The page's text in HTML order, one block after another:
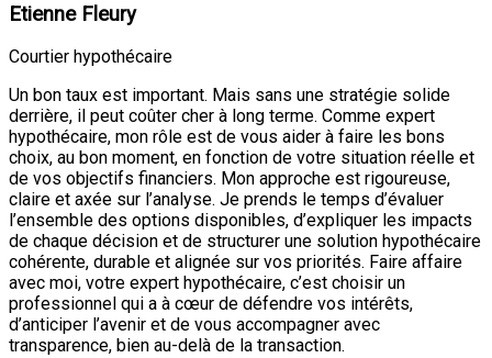
Etienne Fleury
Courtier hypothécaire
Un bon taux est important. Mais sans une stratégie solide
derrière, il peut coûter cher à long terme. Comme expert
hypothécaire, mon rôle est de vous aider à faire les bons
choix, au bon moment, en fonction de votre situation réelle et
de vos objectifs financiers. Mon approche est rigoureuse,
claire et axée sur l’analyse. Je prends le temps d’évaluer
l’ensemble des options disponibles, d’expliquer les impacts
de chaque décision et de structurer une solution hypothécaire
cohérente, durable et alignée sur vos priorités. Faire affaire
avec moi, votre expert hypothécaire, c’est choisir un
professionnel qui a à cœur de défendre vos intérêts,
d’anticiper l’avenir et de vous accompagner avec
transparence, bien au-delà de la transaction.